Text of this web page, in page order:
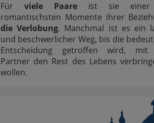
Für viele Paare ist sie einer
romantischsten Momente ihrer
die Verlobung. Manchmal ist es ein
und beschwerlicher Weg, bis die
Entscheidung getroffen wird, mit
Partner den Rest des Lebens
wollen.